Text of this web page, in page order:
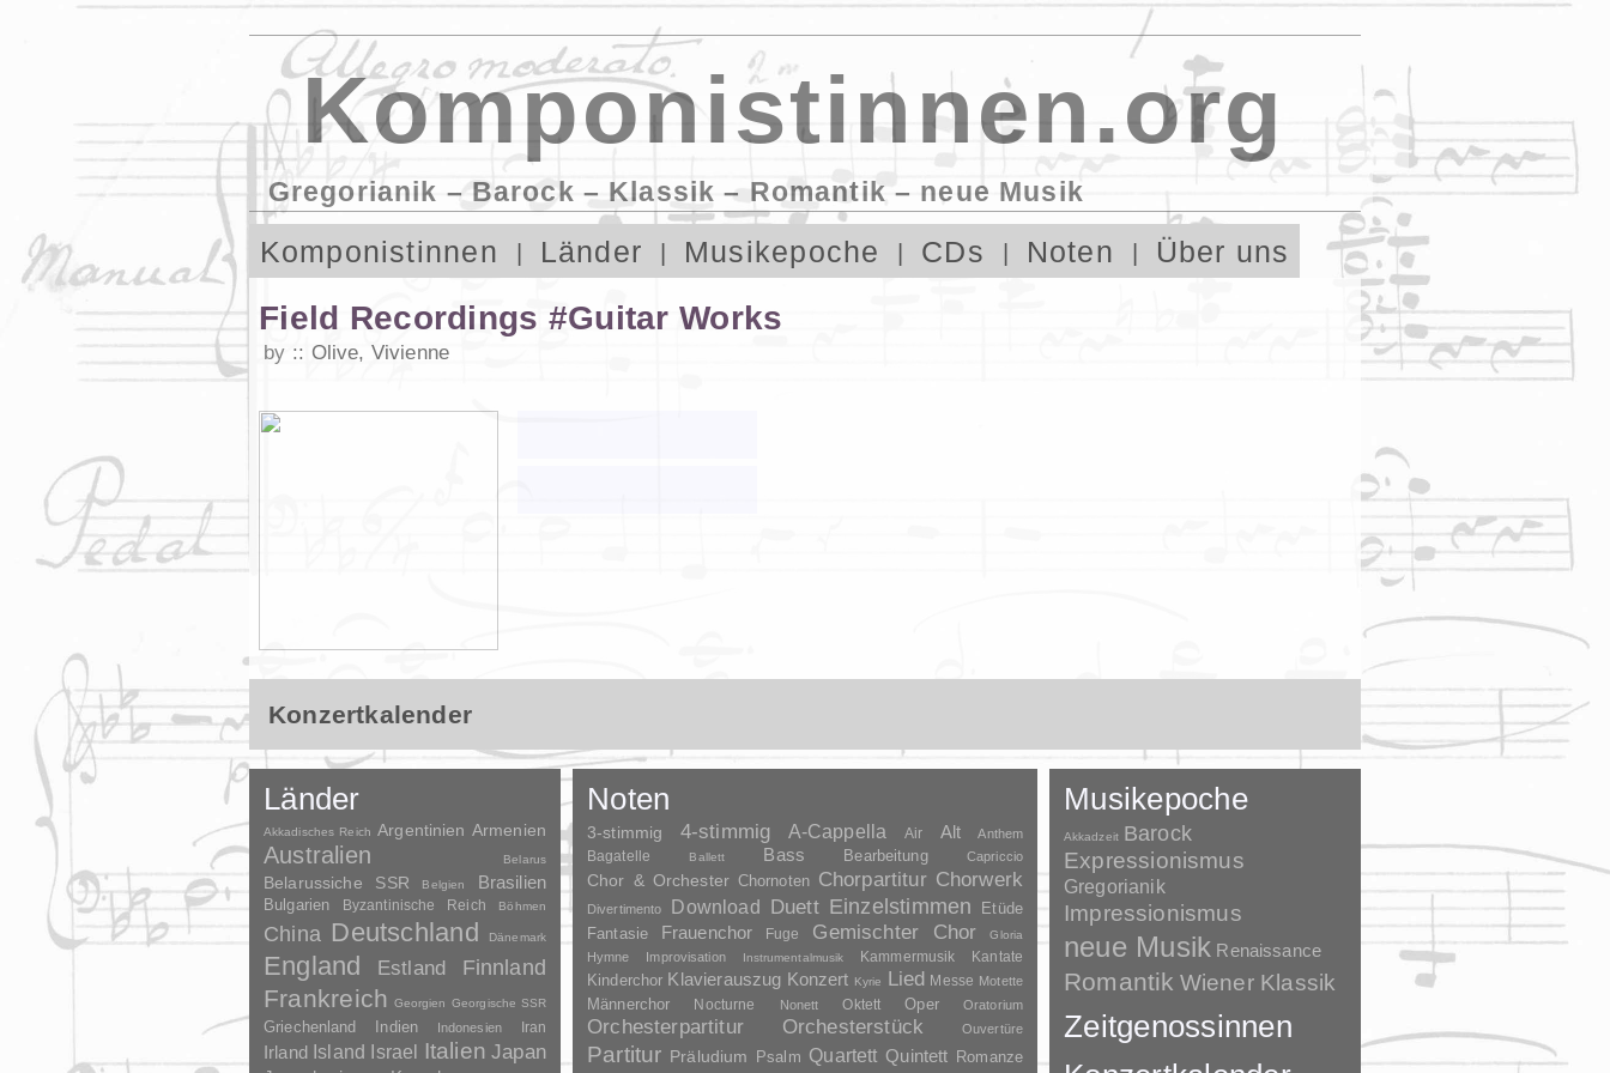
Komponistinnen.org
Gregorianik – Barock – Klassik – Romantik – neue Musik
Komponistinnen Länder Musikepoche CDs Noten Über uns
Field Recordings #Guitar Works
by Olive, Vivienne
Konzertkalender
Länder
Akkadisches Reich Argentinien Armenien
Australien Belarus
Belarussiche SSR Belgien Brasilien
Bulgarien Byzantinische Reich Böhmen
China Deutschland Dänemark
England Estland Finnland
Frankreich Georgien Georgische SSR
Griechenland Indien Indonesien Iran
Irland Island Israel Italien Japan
Noten
3-stimmig 4-stimmig A-Cappella Air Alt Anthem
Bagatelle Ballett Bass Bearbeitung Capriccio
Chor & Orchester Chornoten Chorpartitur Chorwerk
Divertimento Download Duett Einzelstimmen Etüde
Fantasie Frauenchor Fuge Gemischter Chor Gloria
Hymne Improvisation Instrumentalmusik Kammermusik Kantate
Kinderchor Klavierauszug Konzert Kyrie Lied Messe Motette
Männerchor Nocturne Nonett Oktett Oper Oratorium
Orchesterpartitur Orchesterstück Ouvertüre
Partitur Präludium Psalm Quartett Quintett Romanze
Musikepoche
Akkadzeit Barock
Expressionismus
Gregorianik
Impressionismus
neue Musik Renaissance
Romantik Wiener Klassik
Zeitgenossinnen